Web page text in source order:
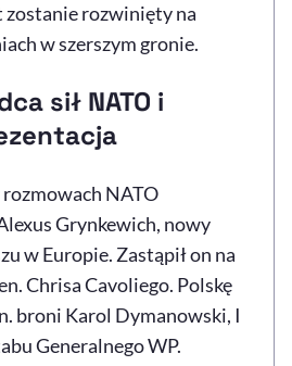
zostanie rozwinięty na
w szerszym gronie.
sił NATO i
NATO
Grynkewich, nowy
w Europie. Zastąpił on na
Chrisa Cavoliego. Polskę
broni Karol Dymanowski, I
Generalnego WP.